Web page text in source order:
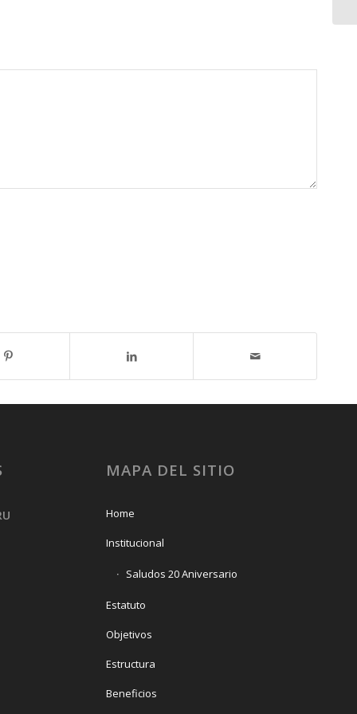
MAPA DEL SITIO
Home
Institucional
Saludos 20 Aniversario
Estatuto
Objetivos
Estructura
Beneficios